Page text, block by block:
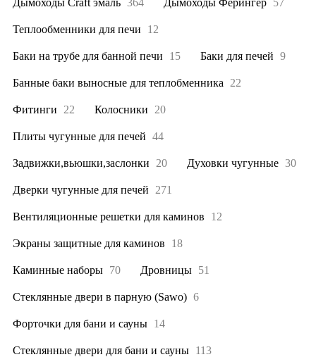
Теплообменники для печи 12
Баки на трубе для банной печи 15 Баки для печей 9
Банные баки выносные для теплобменника 22
Фитинги 22 Колосники 20
Плиты чугунные для печей 44
Задвижки,вьюшки,заслонки 20 Духовки чугунные 30
Дверки чугунные для печей 271
Вентиляционные решетки для каминов 12
Экраны защитные для каминов 18
Каминные наборы 70 Дровницы 51
Стеклянные двери в парную (Sawo) 6
Форточки для бани и сауны 14
Стеклянные двери для бани и сауны 113